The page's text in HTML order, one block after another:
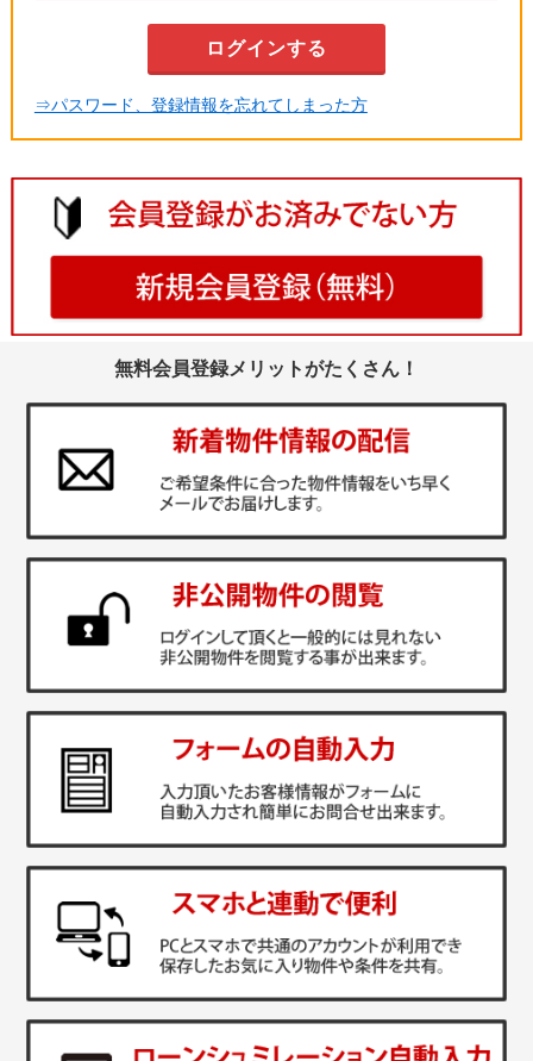
⇒パスワード、登録情報を忘れてしまった方
無料会員登録メリットがたくさん！